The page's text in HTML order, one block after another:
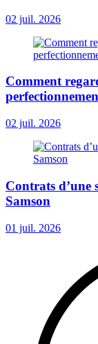
02 juil. 2026
Comment
02 juil. 2026
Contrats d’une
Samson
01 juil. 2026